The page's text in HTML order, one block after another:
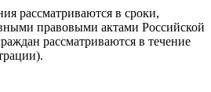
а такжеправила посещения
а) сПолитикой ГАУКСО
персональных данных
своих персональных данных
рассматриваются в сроки,
правовыми актами Российской
рассматриваются в течение